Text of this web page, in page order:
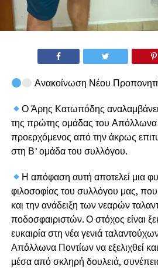
Ανακοίνωση Νέου
Ο Άρης Κατωπόδης αναλαμβάνει
της πρώτης ομάδας του Απόλλωνα
προερχόμενος από την άκρως
στη Β’ ομάδα του συλλόγου.
Η απόφαση αυτή αποτελεί μια
φιλοσοφίας του συλλόγου μας, που
και την ανάδειξη των νεαρών
ποδοσφαιριστών. Ο στόχος είναι
ευκαιρία στη νέα γενιά
Απόλλωνα Ποντίων να εξελιχθεί
μέσα από σκληρή δουλειά,